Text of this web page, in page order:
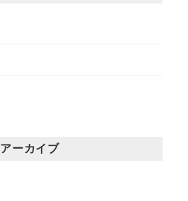
アーカイブ